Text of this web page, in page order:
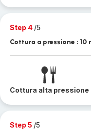
Step 4 /5
Cottura a pressione : 10
Cottura alta pressione
Step 5 /5